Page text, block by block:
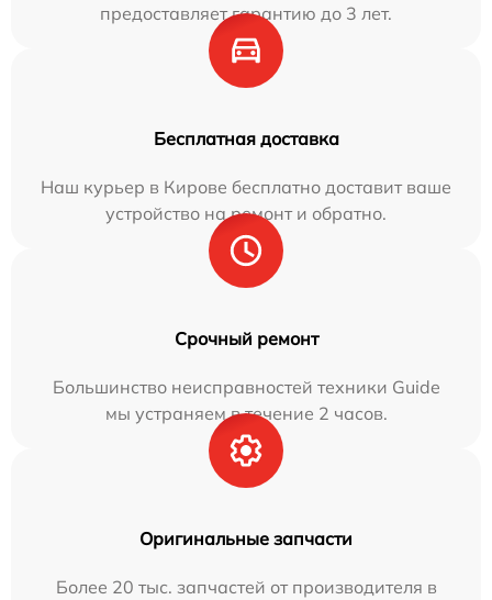
предоставляет гарантию до 3 лет.
Бесплатная доставка
Наш курьер в Кирове бесплатно доставит ваше
устройство на ремонт и обратно.
Срочный ремонт
Большинство неисправностей техники Guide
мы устраняем в течение 2 часов.
Оригинальные запчасти
Более 20 тыс. запчастей от производителя в